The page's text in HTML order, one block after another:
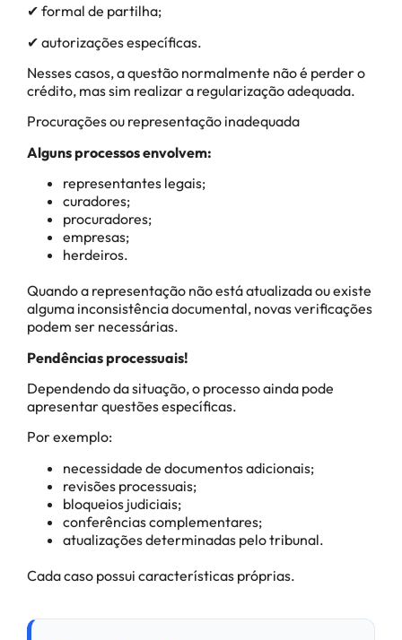
✔ formal de partilha;
✔ autorizações específicas.
Nesses casos, a questão normalmente não é perder o
crédito, mas sim realizar a regularização adequada.
Procurações ou representação inadequada
Alguns processos envolvem:
representantes legais;
curadores;
procuradores;
empresas;
herdeiros.
Quando a representação não está atualizada ou existe
alguma inconsistência documental, novas verificações
podem ser necessárias.
Pendências processuais!
Dependendo da situação, o processo ainda pode
apresentar questões específicas.
Por exemplo:
necessidade de documentos adicionais;
revisões processuais;
bloqueios judiciais;
conferências complementares;
atualizações determinadas pelo tribunal.
Cada caso possui características próprias.